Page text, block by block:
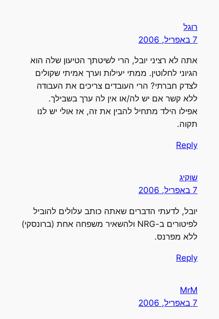
רוגל
7 באפריל, 2006
אתה לא רציני יובל, הרי לשיטתך הטיעון שלה הוא
הגיוני לחלוטין. ממתי יעילות וערך אמיתי שקולים
לצדק חברתי? הרי העובדים צריכים את העבודה
ללא קשר אם יש לה/או אין לה ערך בשבילך.
אפילו הילד מתחיל להבין את זה, אז אולי יש לנו
תקוה.
Reply
שוקיג
7 באפריל, 2006
יובל, לדעתי הדברים שאתה כותב עלולים להוביל
לפיטורים ב-NRG ולהשאיר משפחה אחת (ברונסקי)
ללא מפרנס.
Reply
MrM
7 באפריל, 2006